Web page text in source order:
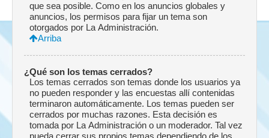
que sea posible. Como en los anuncios globales y
anuncios, los permisos para fijar un tema son
otorgados por La Administración.
Arriba
¿Qué son los temas cerrados?
Los temas cerrados son temas donde los usuarios ya
no pueden responder y las encuestas allí contenidas
terminaron automáticamente. Los temas pueden ser
cerrados por muchas razones. Esta decisión es
tomada por La Administración o un moderador. Tal vez
pueda cerrar sus propios temas dependiendo de los